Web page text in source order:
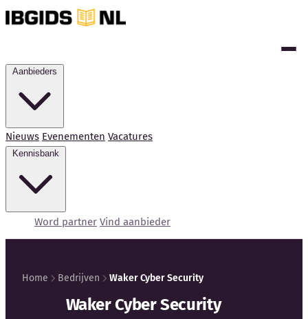
Nieuws Evenementen Vacatures
Word partner Vind aanbieder
Home Bedrijven Waker Cyber Security
Waker Cyber Security